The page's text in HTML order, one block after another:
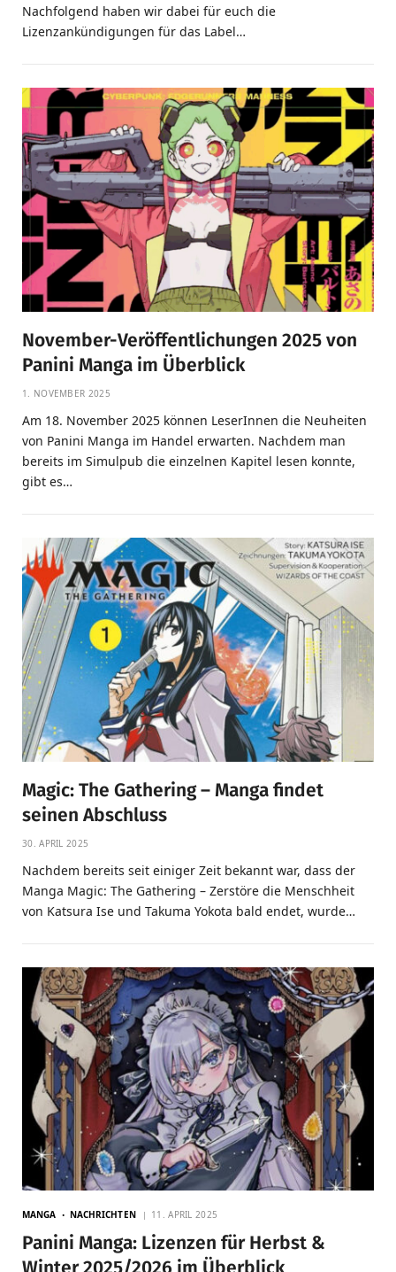
Nachfolgend haben wir dabei für euch die
Lizenzankündigungen für das Label…
November-Veröffentlichungen 2025 von
Panini Manga im Überblick
1. NOVEMBER 2025
Am 18. November 2025 können LeserInnen die Neuheiten
von Panini Manga im Handel erwarten. Nachdem man
bereits im Simulpub die einzelnen Kapitel lesen konnte,
gibt es…
Magic: The Gathering – Manga findet
seinen Abschluss
30. APRIL 2025
Nachdem bereits seit einiger Zeit bekannt war, dass der
Manga Magic: The Gathering – Zerstöre die Menschheit
von Katsura Ise und Takuma Yokota bald endet, wurde…
MANGA NACHRICHTEN 11. APRIL 2025
Panini Manga: Lizenzen für Herbst &